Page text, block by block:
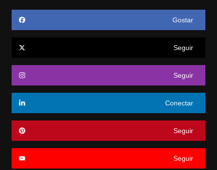
Gostar
Seguir
Seguir
Conectar
Seguir
Seguir